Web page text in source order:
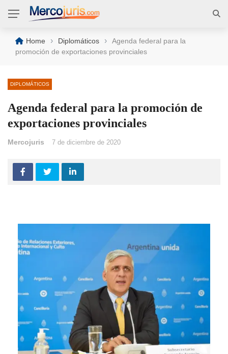
Home › Diplomáticos ›
Agenda federal para la
promoción de exportaciones provinciales
DIPLOMÁTICOS
Agenda federal para la promoción de
exportaciones provinciales
Mercojuris 7 de diciembre de 2020